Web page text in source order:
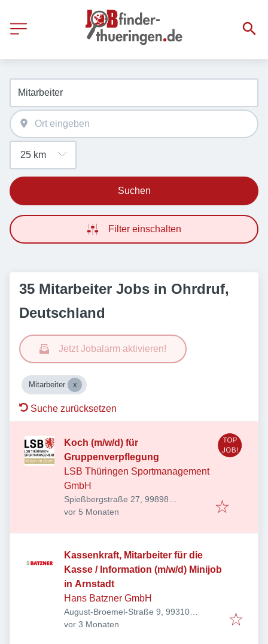
Suchen
Filter einschalten
35 Mitarbeiter Jobs in Ohrdruf,
Deutschland
Jetzt Jobalarm aktivieren!
Mitarbeiter
Suche zurücksetzen
Koch (m/w/d) für
Gruppenverpflegung
LSB Thüringen Sportmanagement
GmbH
Spießbergstraße 27, 99898
Friedrichroda, Deutschland
Veröffentlicht:
vor 5 Monaten
Kassenkraft, Mitarbeiter für die
Kasse / Information (m/w/d) Minijob
in Arnstadt
Hans Batzner GmbH
August-Broemel-Straße 9, 99310
Arnstadt, Deutschland
Veröffentlicht:
vor 3 Monaten